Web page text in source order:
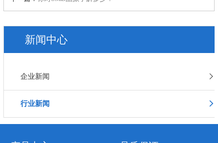
新闻中心
企业新闻
行业新闻